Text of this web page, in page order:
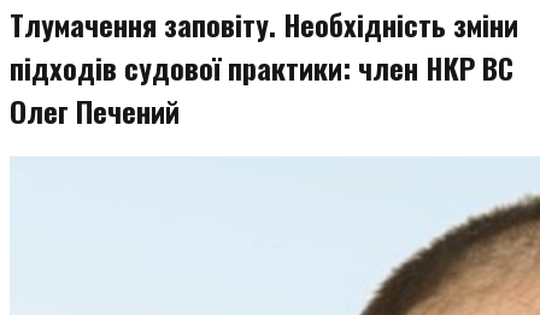
Тлумачення заповіту. Необхідність зміни
підходів судової практики: член НКР ВС
Олег Печений